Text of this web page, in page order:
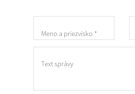
Meno a priezvisko *
Text správy